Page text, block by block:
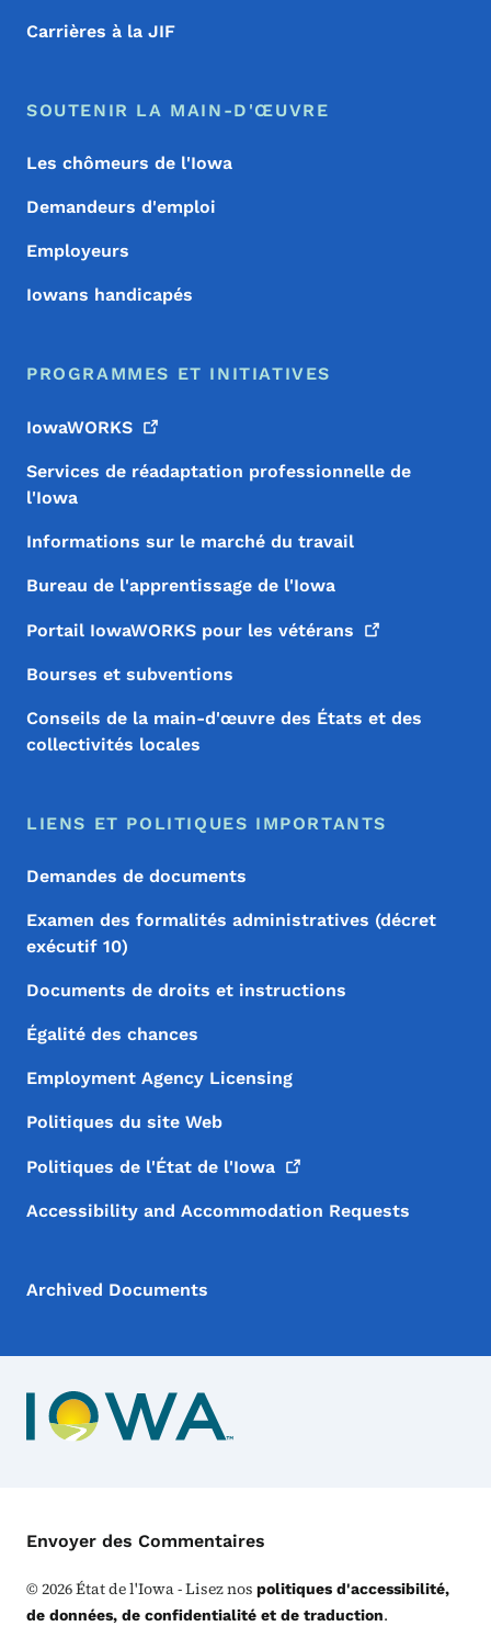
Carrières à la JIF
SOUTENIR LA MAIN-D'ŒUVRE
Les chômeurs de l'Iowa
Demandeurs d'emploi
Employeurs
Iowans handicapés
PROGRAMMES ET INITIATIVES
IowaWORKS
Services de réadaptation professionnelle de
l'Iowa
Informations sur le marché du travail
Bureau de l'apprentissage de l'Iowa
Portail IowaWORKS pour les vétérans
Bourses et subventions
Conseils de la main-d'œuvre des États et des
collectivités locales
LIENS ET POLITIQUES IMPORTANTS
Demandes de documents
Examen des formalités administratives (décret
exécutif 10)
Documents de droits et instructions
Égalité des chances
Employment Agency Licensing
Politiques du site Web
Politiques de l'État de l'Iowa
Accessibility and Accommodation Requests
Archived Documents
Menu de Contact
Envoyer des Commentaires
©2026État de l'Iowa - Lisez nos politiques d'accessibilité,
de données, de confidentialité et de traduction.